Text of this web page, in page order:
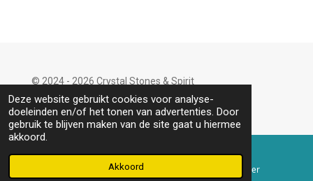
Deze website gebruikt cookies voor analyse-
doeleinden en/of het tonen van advertenties. Door
gebruik te blijven maken van de site gaat u hiermee
akkoord.
Akkoord
© 2024 - 2026 Crystal Stones & Spirit
Powered byJouwWeb
Telefoonnummer